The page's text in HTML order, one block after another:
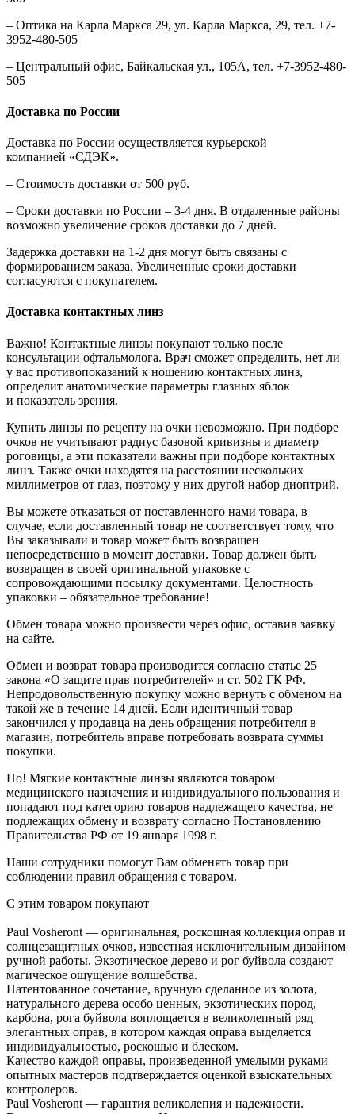
– Оптика на Карла Маркса 29, ул. Карла Маркса, 29, тел. +7-
3952-480-505
– Центральный офис, Байкальская ул., 105А, тел. +7-3952-480-
505
Доставка по России
Доставка по России осуществляется курьерской
компанией «СДЭК».
– Стоимость доставки от 500 руб.
– Сроки доставки по России – 3-4 дня. В отдаленные районы
возможно увеличение сроков доставки до 7 дней.
Задержка доставки на 1-2 дня могут быть связаны с
формированием заказа. Увеличенные сроки доставки
согласуются с покупателем.
Доставка контактных линз
Важно! Контактные линзы покупают только после
консультации офтальмолога. Врач сможет определить, нет ли
у вас противопоказаний к ношению контактных линз,
определит анатомические параметры глазных яблок
и показатель зрения.
Купить линзы по рецепту на очки невозможно. При подборе
очков не учитывают радиус базовой кривизны и диаметр
роговицы, а эти показатели важны при подборе контактных
линз. Также очки находятся на расстоянии нескольких
миллиметров от глаз, поэтому у них другой набор диоптрий.
Вы можете отказаться от поставленного нами товара, в
случае, если доставленный товар не соответствует тому, что
Вы заказывали и товар может быть возвращен
непосредственно в момент доставки. Товар должен быть
возвращен в своей оригинальной упаковке с
сопровождающими посылку документами. Целостность
упаковки – обязательное требование!
Обмен товара можно произвести через офис, оставив заявку
на сайте.
Обмен и возврат товара производится согласно статье 25
закона «О защите прав потребителей» и ст. 502 ГК РФ.
Непродовольственную покупку можно вернуть с обменом на
такой же в течение 14 дней. Если идентичный товар
закончился у продавца на день обращения потребителя в
магазин, потребитель вправе потребовать возврата суммы
покупки.
Но! Мягкие контактные линзы являются товаром
медицинского назначения и индивидуального пользования и
попадают под категорию товаров надлежащего качества, не
подлежащих обмену и возврату согласно Постановлению
Правительства РФ от 19 января 1998 г.
Наши сотрудники помогут Вам обменять товар при
соблюдении правил обращения с товаром.
С этим товаром покупают
Paul Vosheront — оригинальная, роскошная коллекция оправ и
солнцезащитных очков, известная исключительным дизайном
ручной работы. Экзотическое дерево и рог буйвола создают
магическое ощущение волшебства.
Патентованное сочетание, вручную сделанное из золота,
натурального дерева особо ценных, экзотических пород,
карбона, рога буйвола воплощается в великолепный ряд
элегантных оправ, в котором каждая оправа выделяется
индивидуальностью, роскошью и блеском.
Качество каждой оправы, произведенной умелыми руками
опытных мастеров подтверждается оценкой взыскательных
контролеров.
Paul Vosheront — гарантия великолепия и надежности.